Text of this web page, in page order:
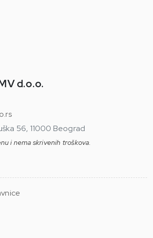
d.o.o.
56, 11000 Beograd
i nema skrivenih troškova.